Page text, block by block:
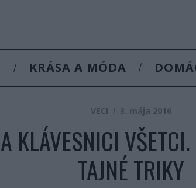
KRÁSA A MÓDA
VECI 3. mája 2016
KLÁVESNICI
TAJNÉ TRIKY